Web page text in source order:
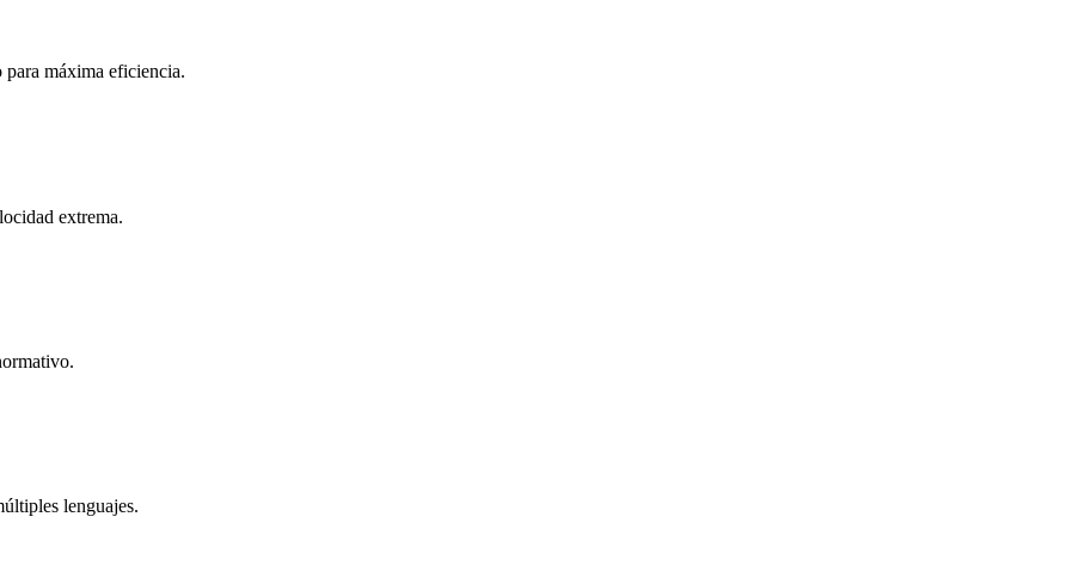
para máxima eficiencia.
extrema.
lenguajes.